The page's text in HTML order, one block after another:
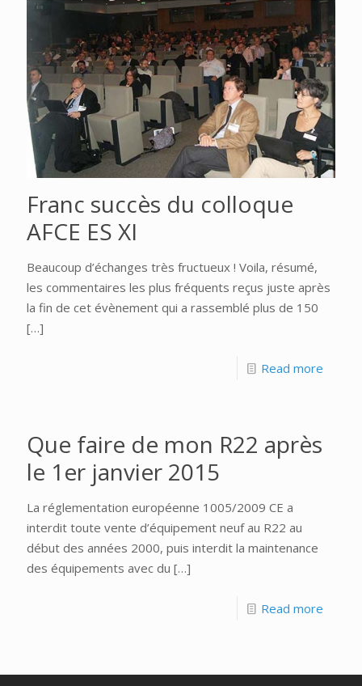
Franc succès du colloque
AFCE ES XI
Beaucoup d’échanges très fructueux ! Voila, résumé,
les commentaires les plus fréquents reçus juste après
la fin de cet évènement qui a rassemblé plus de 150
[…]
Read more
Que faire de mon R22 après
le 1er janvier 2015
La réglementation européenne 1005/2009 CE a
interdit toute vente d’équipement neuf au R22 au
début des années 2000, puis interdit la maintenance
des équipements avec du […]
Read more